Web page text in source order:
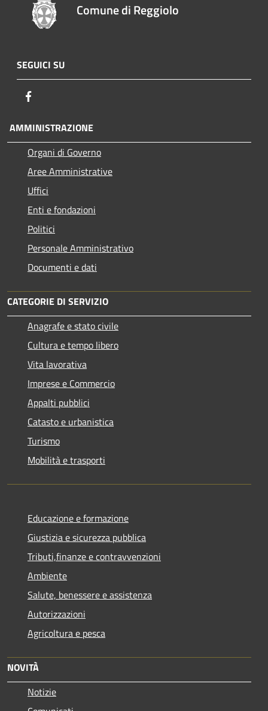
Comune di Reggiolo
SEGUICI SU
AMMINISTRAZIONE
Organi di Governo
Aree Amministrative
Uffici
Enti e fondazioni
Politici
Personale Amministrativo
Documenti e dati
CATEGORIE DI SERVIZIO
Anagrafe e stato civile
Cultura e tempo libero
Vita lavorativa
Imprese e Commercio
Appalti pubblici
Catasto e urbanistica
Turismo
Mobilità e trasporti
Educazione e formazione
Giustizia e sicurezza pubblica
Tributi,finanze e contravvenzioni
Ambiente
Salute, benessere e assistenza
Autorizzazioni
Agricoltura e pesca
NOVITÀ
Notizie